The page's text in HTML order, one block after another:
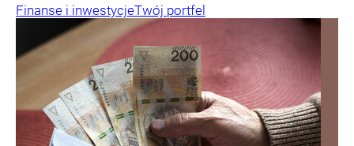
Finanse i inwestycjeTwój portfel